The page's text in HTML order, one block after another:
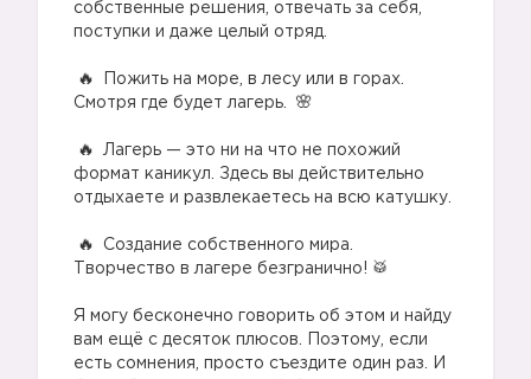
собственные решения, отвечать за себя,
поступки и даже целый отряд.
Пожить на море, в лесу или в горах.
Смотря где будет лагерь.
Лагерь — это ни на что не похожий
формат каникул. Здесь вы действительно
отдыхаете и развлекаетесь на всю катушку.
Создание собственного мира.
Творчество в лагере безгранично! 🥁
Я могу бесконечно говорить об этом и найду
вам ещё с десяток плюсов. Поэтому, если
есть сомнения, просто съездите один раз. И